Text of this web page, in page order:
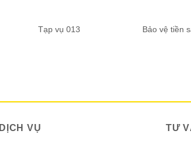
Tạp vụ 013 Bảo vệ tiền
DỊCH VỤ TƯ